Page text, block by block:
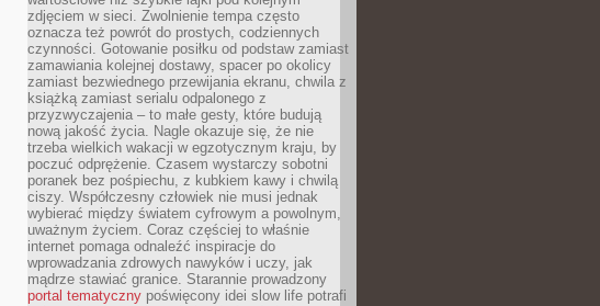
zdjęciem w sieci. Zwolnienie tempa często
oznacza też powrót do prostych, codziennych
czynności. Gotowanie posiłku od podstaw zamiast
zamawiania kolejnej dostawy, spacer po okolicy
zamiast bezwiednego przewijania ekranu, chwila z
książką zamiast serialu odpalonego z
przyzwyczajenia – to małe gesty, które budują
nową jakość życia. Nagle okazuje się, że nie
trzeba wielkich wakacji w egzotycznym kraju, by
poczuć odprężenie. Czasem wystarczy sobotni
poranek bez pośpiechu, z kubkiem kawy i chwilą
ciszy. Współczesny człowiek nie musi jednak
wybierać między światem cyfrowym a powolnym,
uważnym życiem. Coraz częściej to właśnie
internet pomaga odnaleźć inspiracje do
wprowadzania zdrowych nawyków i uczy, jak
mądrze stawiać granice. Starannie prowadzony
portal tematyczny poświęcony idei slow life potrafi